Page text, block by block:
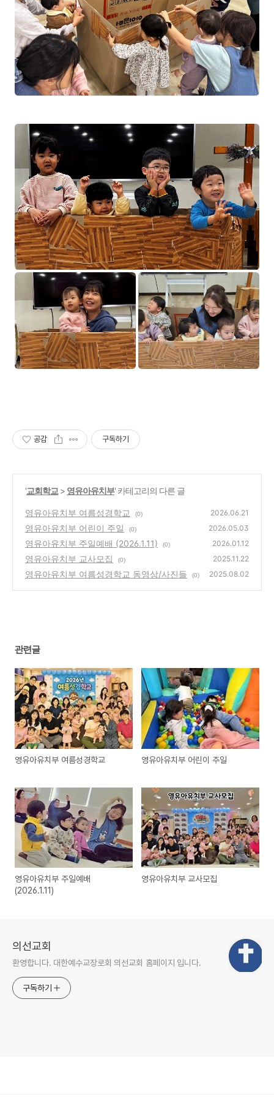
공감 구독하기
'교회학교 > 영유아유치부' 카테고리의 다른 글
영유아유치부 여름성경학교 (0) 2026.06.21
영유아유치부 어린이 주일 (0) 2026.05.03
영유아유치부 주일예배 (2026.1.11) (0) 2026.01.12
영유아유치부 교사모집 (0) 2025.11.22
영유아유치부 여름성경학교 동영상/사진들 (0) 2025.08.02
관련글
영유아유치부 여름성경학교 영유아유치부 어린이 주일
영유아유치부 주일예배
(2026.1.11)
영유아유치부 교사모집
의선교회
환영합니다. 대한예수교장로회 의선교회 홈페이지 입니다.
구독하기